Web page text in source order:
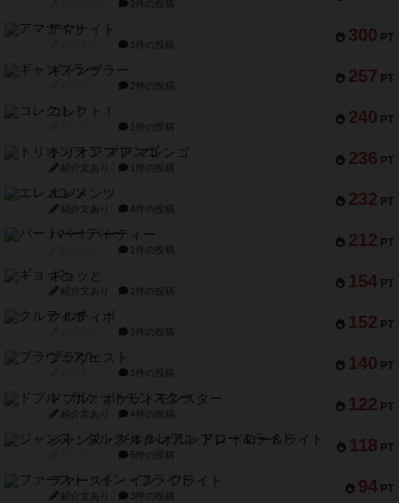
2件の投稿
300 PT
アマナイト
1件の投稿
257 PT
ギャンブラー
2件の投稿
240 PT
コレクト！
1件の投稿
236 PT
トリオンフ ア マレンゴ
紹介文あり 1件の投稿
232 PT
エレメンツ
紹介文あり 4件の投稿
212 PT
バー！パーティー
1件の投稿
154 PT
ギョッと
紹介文あり 1件の投稿
152 PT
クルティボ
1件の投稿
140 PT
ブラヴェスト
1件の投稿
122 PT
ドブル：ポケットモンスター
紹介文あり 4件の投稿
118 PT
ジャンヌ・ダルク-オルレアン ドロー＆ライト
5件の投稿
94 PT
ファースト・イン・フライト
紹介文あり 3件の投稿